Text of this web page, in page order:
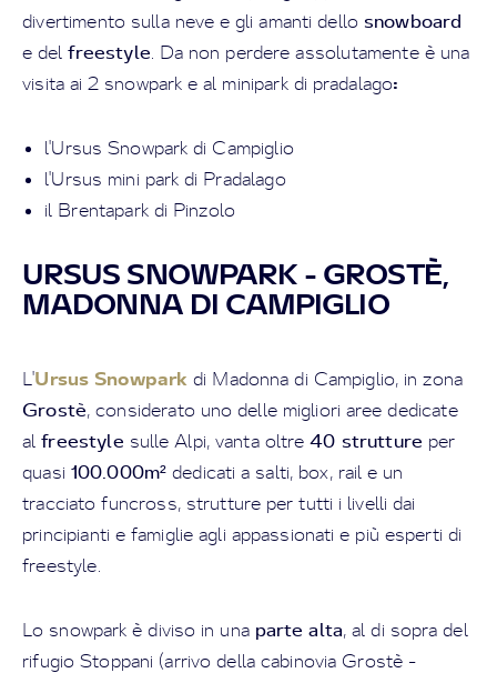
divertimento sulla neve e gli amanti dello snowboard
e del freestyle. Da non perdere assolutamente è una
visita ai 2 snowpark e al minipark di pradalago:
l'Ursus Snowpark di Campiglio
l'Ursus mini park di Pradalago
il Brentapark di Pinzolo
URSUS SNOWPARK - GROSTÈ,
MADONNA DI CAMPIGLIO
L'Ursus Snowpark di Madonna di Campiglio, in zona
Grostè, considerato uno delle migliori aree dedicate
alfreestyle sulle Alpi, vanta oltre40 strutture per
quasi 100.000m² dedicati a salti, box, rail e un
tracciato funcross, strutture per tutti i livelli dai
principianti e famiglie agli appassionati e più esperti di
freestyle.
Lo snowpark è diviso in una parte alta, al di sopra del
rifugio Stoppani (arrivo della cabinovia Grostè -